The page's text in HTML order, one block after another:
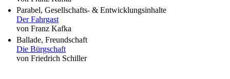
Parabel, Gesellschafts- & Entwicklungsinhalte
Der Fahrgast
von Franz Kafka
Ballade, Freundschaft
Die Bürgschaft
von Friedrich Schiller